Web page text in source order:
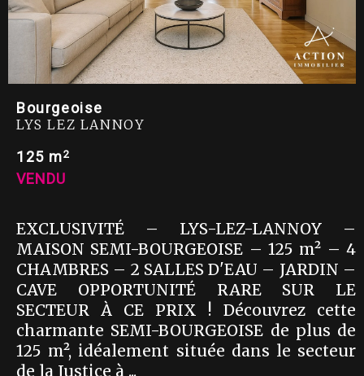
Bourgeoise
LYS LEZ LANNOY
125 m2
VENDU
EXCLUSIVITÉ – LYS-LEZ-LANNOY –
MAISON SEMI-BOURGEOISE – 125 m² – 4
CHAMBRES – 2 SALLES D'EAU – JARDIN –
CAVE OPPORTUNITÉ RARE SUR LE
SECTEUR À CE PRIX ! Découvrez cette
charmante SEMI-BOURGEOISE de plus de
125 m², idéalement située dans le secteur
de la Justice à ...